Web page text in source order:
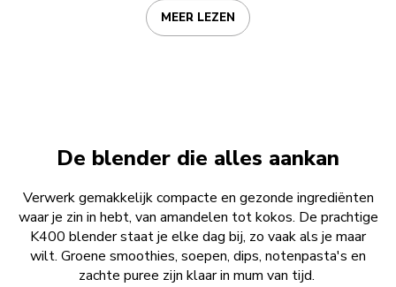
MEER LEZEN
De blender die alles aankan
Verwerk gemakkelijk compacte en gezonde ingrediënten
waar je zin in hebt, van amandelen tot kokos. De prachtige
K400 blender staat je elke dag bij, zo vaak als je maar
wilt. Groene smoothies, soepen, dips, notenpasta's en
zachte puree zijn klaar in mum van tijd.